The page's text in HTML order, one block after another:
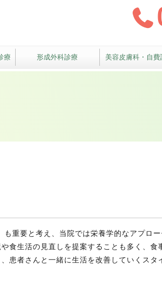
療 形成外科診療 美容皮膚科・自費
重要と考え、当院では栄養学的なアプロ
食生活の見直しを提案することも多く、食
患者さんと一緒に生活を改善していくスタ